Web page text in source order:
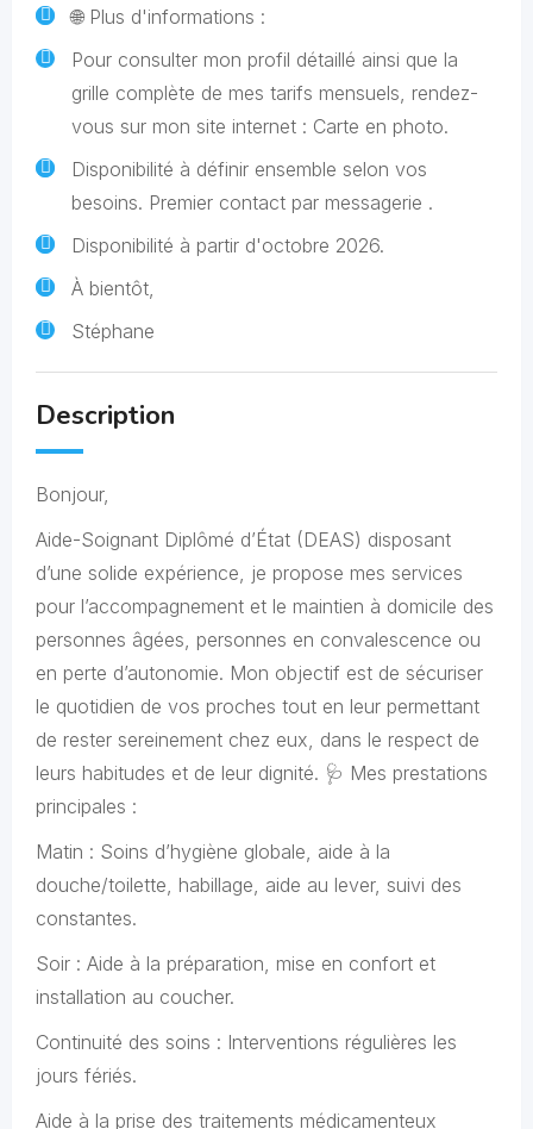
🌐 Plus d'informations :
Pour consulter mon profil détaillé ainsi que la
grille complète de mes tarifs mensuels, rendez-
vous sur mon site internet : Carte en photo.
Disponibilité à définir ensemble selon vos
besoins. Premier contact par messagerie .
Disponibilité à partir d'octobre 2026.
À bientôt,
Stéphane
Description
Bonjour,
Aide-Soignant Diplômé d’État (DEAS) disposant
d’une solide expérience, je propose mes services
pour l’accompagnement et le maintien à domicile des
personnes âgées, personnes en convalescence ou
en perte d’autonomie. Mon objectif est de sécuriser
le quotidien de vos proches tout en leur permettant
de rester sereinement chez eux, dans le respect de
leurs habitudes et de leur dignité. 🩺 Mes prestations
principales :
Matin : Soins d’hygiène globale, aide à la
douche/toilette, habillage, aide au lever, suivi des
constantes.
Soir : Aide à la préparation, mise en confort et
installation au coucher.
Continuité des soins : Interventions régulières les
jours fériés.
Aide à la prise des traitements médicamenteux